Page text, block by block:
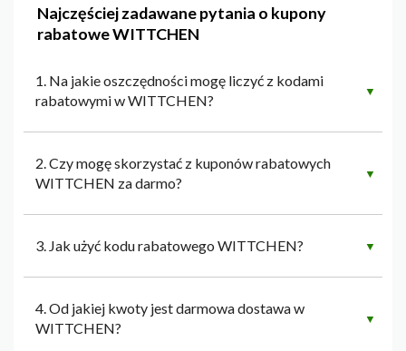
Najczęściej zadawane pytania o kupony
rabatowe WITTCHEN
1. Na jakie oszczędności mogę liczyć z kodami
rabatowymi w WITTCHEN?
▼
2. Czy mogę skorzystać z kuponów rabatowych
WITTCHEN za darmo?
▼
3. Jak użyć kodu rabatowego WITTCHEN? ▼
4. Od jakiej kwoty jest darmowa dostawa w
WITTCHEN?
▼